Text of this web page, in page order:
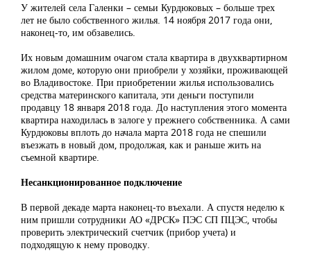
У жителей села Галенки – семьи Курдюковых – больше трех
лет не было собственного жилья. 14 ноября 2017 года они,
наконец-то, им обзавелись.
Их новым домашним очагом стала квартира в двухквартирном
жилом доме, которую они приобрели у хозяйки, проживающей
во Владивостоке. При приобретении жилья использовались
средства материнского капитала, эти деньги поступили
продавцу 18 января 2018 года. До наступления этого момента
квартира находилась в залоге у прежнего собственника. А сами
Курдюковы вплоть до начала марта 2018 года не спешили
въезжать в новый дом, продолжая, как и раньше жить на
съемной квартире.
Несанкционированное подключение
В первой декаде марта наконец-то въехали. А спустя неделю к
ним пришли сотрудники АО «ДРСК» ПЭС СП ПЦЭС, чтобы
проверить электрический счетчик (прибор учета) и
подходящую к нему проводку.